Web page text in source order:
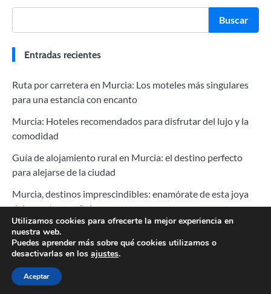
Buscar
Entradas recientes
Ruta por carretera en Murcia: Los moteles más singulares
para una estancia con encanto
Murcia: Hoteles recomendados para disfrutar del lujo y la
comodidad
Guía de alojamiento rural en Murcia: el destino perfecto
para alejarse de la ciudad
Murcia, destinos imprescindibles: enamórate de esta joya
del sureste español
Murcia: Las 10 Restaurantes Más Característicos para
Saborear la Auténtica Cocina Española
Copyright © 2026
Utilizamos cookies para ofrecerte la mejor experiencia en
nuestra web.
Puedes aprender más sobre qué cookies utilizamos o
desactivarlas en los ajustes.
Aceptar